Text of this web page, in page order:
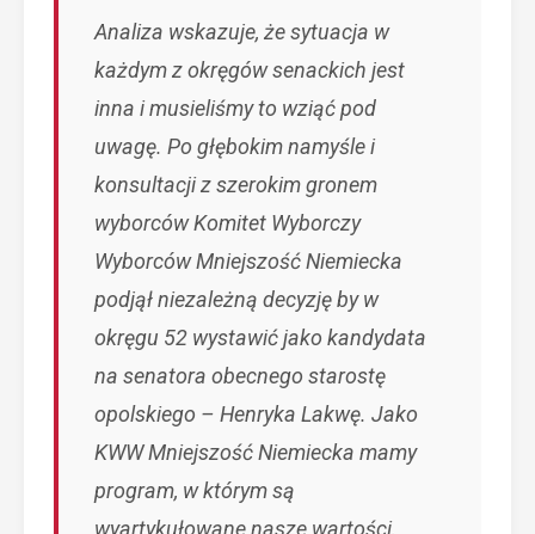
Analiza wskazuje, że sytuacja w
każdym z okręgów senackich jest
inna i musieliśmy to wziąć pod
uwagę. Po głębokim namyśle i
konsultacji z szerokim gronem
wyborców Komitet Wyborczy
Wyborców Mniejszość Niemiecka
podjął niezależną decyzję by w
okręgu 52 wystawić jako kandydata
na senatora obecnego starostę
opolskiego – Henryka Lakwę. Jako
KWW Mniejszość Niemiecka mamy
program, w którym są
wyartykułowane nasze wartości,